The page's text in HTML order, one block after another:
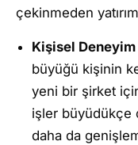
çekinmeden
Kişisel
büyüğü kişinin
yeni bir şirket
işler büyüdükçe
daha da